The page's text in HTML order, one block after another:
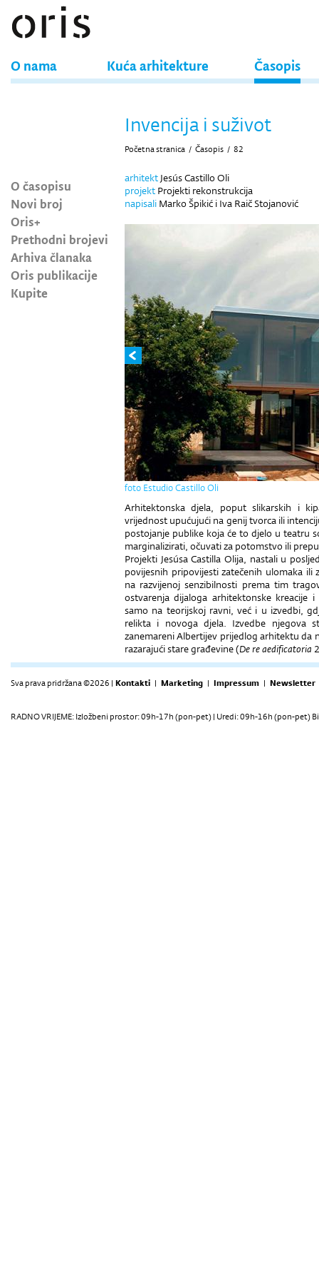
O nama Kuća arhitekture Časopis
O časopisu
Novi broj
Oris+
Prethodni brojevi
Arhiva članaka
Oris publikacije
Kupite
Invencija i suživot
Početna stranica / Časopis / 82
arhitekt Jesús Castillo Oli
projekt Projekti rekonstrukcija
napisali Marko Špikić i Iva Raič Stojanović
foto Estudio Castillo Oli
Arhitektonska djela, poput slikarskih i
vrijednost upućujući na genij tvorca ili
postojanje publike koja će to djelo u teatru
marginalizirati, očuvati za potomstvo ili
Projekti Jesúsa Castilla Olija, nastali u
povijesnih pripovijesti zatečenih ulomaka
na razvijenoj senzibilnosti prema tim
ostvarenja dijaloga arhitektonske kreacije
samo na teorijskoj ravni, već i u izvedbi,
relikta i novoga djela. Izvedbe njegova
zanemareni Albertijev prijedlog arhitektu da
razarajući stare građevine (De re aedificatoria
Sva prava pridržana ©2026 | Kontakti | Marketing | Impressum | Newsletter
RADNO VRIJEME: Izložbeni prostor: 09h-17h (pon-pet) | Uredi: 09h-16h (pon-pet)